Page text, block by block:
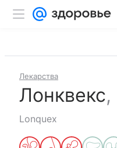
Лекарства
Лонквекс,
Lonquex